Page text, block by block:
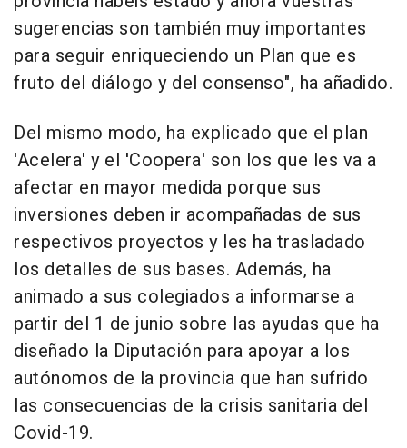
sugerencias son también muy importantes
para seguir enriqueciendo un Plan que es
fruto del diálogo y del consenso", ha añadido.
Del mismo modo, ha explicado que el plan
'Acelera' y el 'Coopera' son los que les va a
afectar en mayor medida porque sus
inversiones deben ir acompañadas de sus
respectivos proyectos y les ha trasladado
los detalles de sus bases. Además, ha
animado a sus colegiados a informarse a
partir del 1 de junio sobre las ayudas que ha
diseñado la Diputación para apoyar a los
autónomos de la provincia que han sufrido
las consecuencias de la crisis sanitaria del
Covid-19.